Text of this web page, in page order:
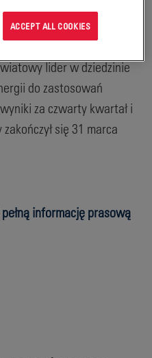
2020 r.
–
lider w dziedzinie
do zastosowań
za czwarty kwartał i
się 31 marca
informację prasową
ACCEPT ALL COOKIES